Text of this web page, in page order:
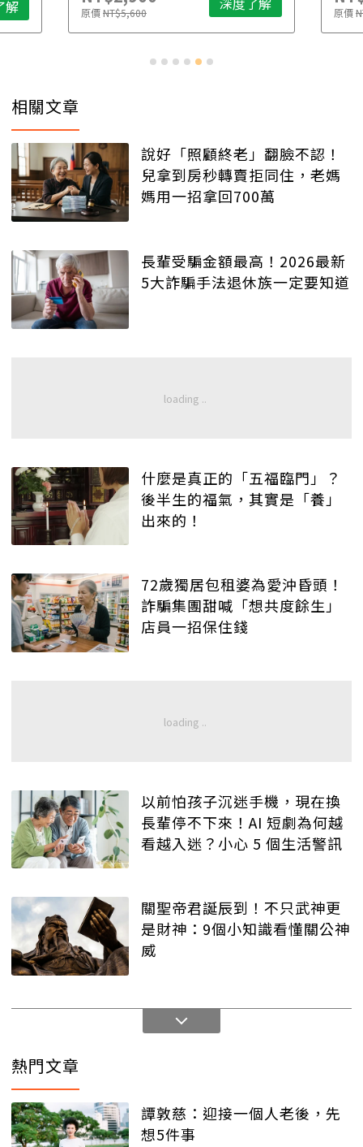
解 原價NT$5,600 原價
相關文章
說好「照顧終老」翻臉不認！
兒拿到房秒轉賣拒同住，老媽
媽用一招拿回700萬
長輩受騙金額最高！2026最新
5大詐騙手法退休族一定要知道
什麼是真正的「五福臨門」？
後半生的福氣，其實是「養」
出來的！
72歲獨居包租婆為愛沖昏頭！
詐騙集團甜喊「想共度餘生」
店員一招保住錢
以前怕孩子沉迷手機，現在換
長輩停不下來！AI 短劇為何越
看越入迷？小心 5 個生活警訊
關聖帝君誕辰到！不只武神更
是財神：9個小知識看懂關公神
威
熱門文章
譚敦慈：迎接一個人老後，先
想5件事